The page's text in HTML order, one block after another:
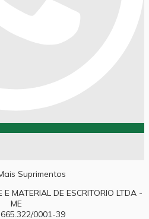
Suprimentos
E MATERIAL DE ESCRITORIO LTDA -
ME
0001-39